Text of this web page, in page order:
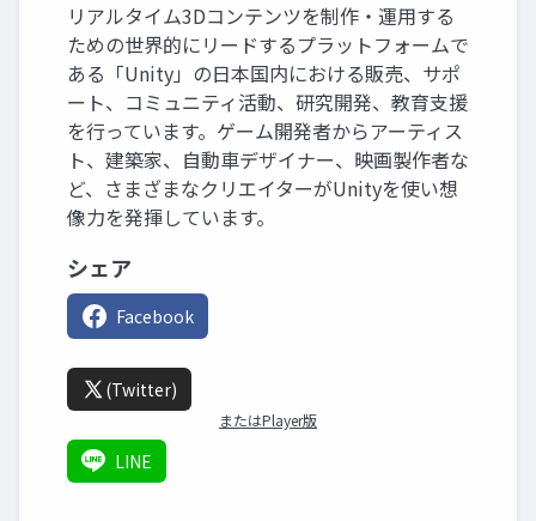
リアルタイム3Dコンテンツを制作・運用する
ための世界的にリードするプラットフォームで
ある「Unity」の日本国内における販売、サポ
ート、コミュニティ活動、研究開発、教育支援
を行っています。ゲーム開発者からアーティス
ト、建築家、自動車デザイナー、映画製作者な
ど、さまざまなクリエイターがUnityを使い想
像力を発揮しています。
シェア
Facebook
(Twitter)
またはPlayer版
LINE